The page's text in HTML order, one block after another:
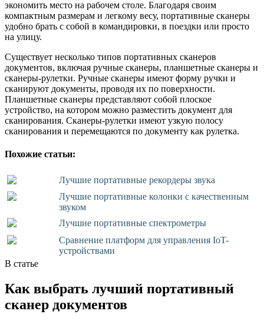
экономить место на рабочем столе. Благодаря своим
компактным размерам и легкому весу, портативные сканеры
удобно брать с собой в командировки, в поездки или просто
на улицу.
Существует несколько типов портативных сканеров
документов, включая ручные сканеры, планшетные сканеры и
сканеры-рулетки. Ручные сканеры имеют форму ручки и
сканируют документы, проводя их по поверхности.
Планшетные сканеры представляют собой плоское
устройство, на котором можно разместить документ для
сканирования. Сканеры-рулетки имеют узкую полосу
сканирования и перемещаются по документу как рулетка.
Похожие статьи:
Лучшие портативные рекордеры звука
Лучшие портативные колонки с качественным
звуком
Лучшие портативные спектрометры
Сравнение платформ для управления IoT-
устройствами
В статье
Как выбрать лучший портативный
сканер документов